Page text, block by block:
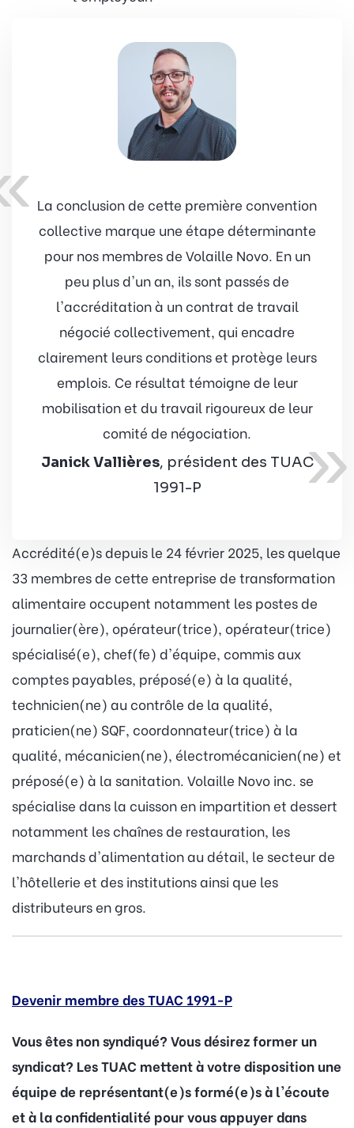
»
La conclusion de cette première convention
collective marque une étape déterminante
pour nos membres de Volaille Novo. En un
peu plus d'un an, ils sont passés de
l'accréditation à un contrat de travail
négocié collectivement, qui encadre
clairement leurs conditions et protège leurs
emplois. Ce résultat témoigne de leur
mobilisation et du travail rigoureux de leur
comité de négociation.
Janick Vallières, président des TUAC
1991-P
Accrédité(e)s depuis le 24 février 2025, les quelque
33 membres de cette entreprise de transformation
alimentaire occupent notamment les postes de
journalier(ère), opérateur(trice), opérateur(trice)
spécialisé(e), chef(fe) d'équipe, commis aux
comptes payables, préposé(e) à la qualité,
technicien(ne) au contrôle de la qualité,
praticien(ne) SQF, coordonnateur(trice) à la
qualité, mécanicien(ne), électromécanicien(ne) et
préposé(e) à la sanitation. Volaille Novo inc. se
spécialise dans la cuisson en impartition et dessert
notamment les chaînes de restauration, les
marchands d'alimentation au détail, le secteur de
l'hôtellerie et des institutions ainsi que les
distributeurs en gros.
Devenir membre des TUAC 1991-P
Vous êtes non syndiqué? Vous désirez former un
syndicat? Les TUAC mettent à votre disposition une
équipe de représentant(e)s formé(e)s à l'écoute
et à la confidentialité pour vous appuyer dans